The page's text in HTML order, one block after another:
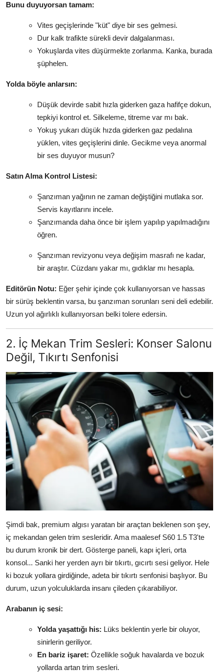
Bunu duyuyorsan tamam:
Vites geçişlerinde "küt" diye bir ses gelmesi.
Dur kalk trafikte sürekli devir dalgalanması.
Yokuşlarda vites düşürmekte zorlanma. Kanka, burada
şüphelen.
Yolda böyle anlarsın:
Düşük devirde sabit hızla giderken gaza hafifçe dokun,
tepkiyi kontrol et. Silkeleme, titreme var mı bak.
Yokuş yukarı düşük hızda giderken gaz pedalına
yüklen, vites geçişlerini dinle. Gecikme veya anormal
bir ses duyuyor musun?
Satın Alma Kontrol Listesi:
Şanzıman yağının ne zaman değiştiğini mutlaka sor.
Servis kayıtlarını incele.
Şanzımanda daha önce bir işlem yapılıp yapılmadığını
öğren.
Şanzıman revizyonu veya değişim masrafı ne kadar,
bir araştır. Cüzdanı yakar mı, gıdıklar mı hesapla.
Editörün Notu: Eğer şehir içinde çok kullanıyorsan ve hassas
bir sürüş beklentin varsa, bu şanzıman sorunları seni deli edebilir.
Uzun yol ağırlıklı kullanıyorsan belki tolere edersin.
2. İç Mekan Trim Sesleri: Konser Salonu
Değil, Tıkırtı Senfonisi
Şimdi bak, premium algısı yaratan bir araçtan beklenen son şey,
iç mekandan gelen trim sesleridir. Ama maalesef S60 1.5 T3'te
bu durum kronik bir dert. Gösterge paneli, kapı içleri, orta
konsol... Sanki her yerden ayrı bir tıkırtı, gıcırtı sesi geliyor. Hele
ki bozuk yollara girdiğinde, adeta bir tıkırtı senfonisi başlıyor. Bu
durum, uzun yolculuklarda insanı çileden çıkarabiliyor.
Arabanın iç sesi:
Yolda yaşattığı his: Lüks beklentin yerle bir oluyor,
sinirlerin geriliyor.
En bariz işaret: Özellikle soğuk havalarda ve bozuk
yollarda artan trim sesleri.